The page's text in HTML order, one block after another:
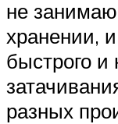
не
хранении,
быстрого и
разных